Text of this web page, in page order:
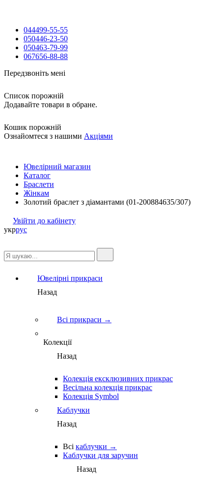
044499-55-55
050446-23-50
050463-79-99
067656-88-88
Передзвоніть мені
Список порожній
Додавайте товари в обране.
Кошик порожній
Ознайомтеся з нашими Акціями
Ювелірний магазин
Каталог
Браслети
Жінкам
Золотий браслет з діамантами (01-200884635/307)
Увійти до кабінету
укррус
Ювелірні прикраси
Назад
Всі прикраси →
Колекції
Назад
Колекція ексклюзивних прикрас
Весільна колекція прикрас
Колекція Symbol
Каблучки
Назад
Всі каблучки →
Каблучки для заручин
Назад